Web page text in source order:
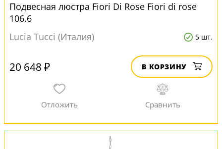
Подвесная люстра Fiori Di Rose Fiori di rose
106.6
Lucia Tucci (Италия)
5 шт.
20 648 ₽ В КОРЗИНУ